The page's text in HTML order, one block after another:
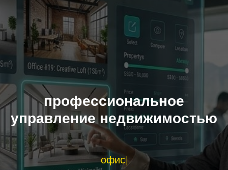
профессиональное
управление недвижимостью
офисы|